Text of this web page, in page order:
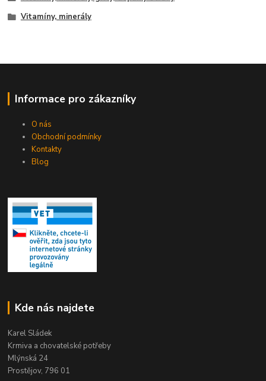
Vitamíny, minerály
Informace pro zákazníky
O nás
Obchodní podmínky
Kontakty
Blog
Kde nás najdete
Karel Sládek
Krmiva a chovatelské potřeby
Mlýnská 24
Prostějov, 796 01